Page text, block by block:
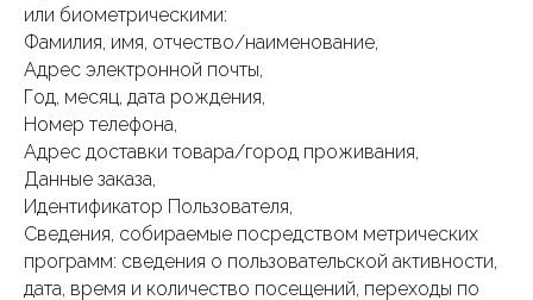
или биометрическими:
Фамилия, имя, отчество/наименование,
Адрес электронной почты,
Год, месяц, дата рождения,
Номер телефона,
Адрес доставки товара/город проживания,
Данные заказа,
Идентификатор Пользователя,
Сведения, собираемые посредством метрических
программ: сведения о пользовательской активности,
дата, время и количество посещений, переходы по